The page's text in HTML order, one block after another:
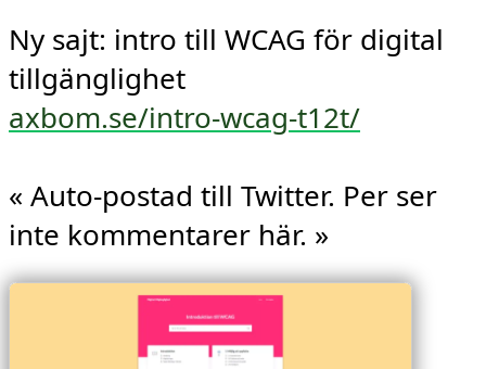
Ny sajt: intro till WCAG för digital
axbom.se/intro-wcag-t12t/
« Auto-postad till Twitter. Per ser
inte kommentarer här. »